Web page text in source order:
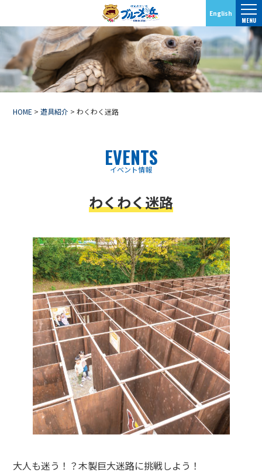
English
MENU
HOME >遊具紹介 >わくわく迷路
EVENTS
イベント情報
わくわく迷路
大人も迷う！？木製巨大迷路に挑戦しよう！